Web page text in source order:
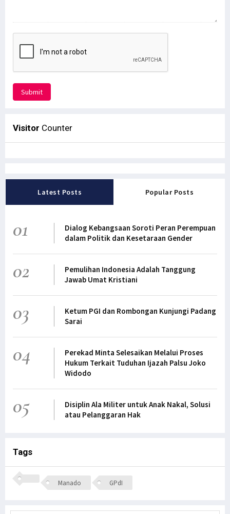
Submit
Visitor Counter
Latest Posts Popular Posts
01
Dialog Kebangsaan Soroti Peran Perempuan
dalam Politik dan Kesetaraan Gender
02
Pemulihan Indonesia Adalah Tanggung
Jawab Umat Kristiani
03
Ketum PGI dan Rombongan Kunjungi Padang
Sarai
04
Perekad Minta Selesaikan Melalui Proses
Hukum Terkait Tuduhan Ijazah Palsu Joko
Widodo
05
Disiplin Ala Militer untuk Anak Nakal, Solusi
atau Pelanggaran Hak
Tags
Manado GPdI